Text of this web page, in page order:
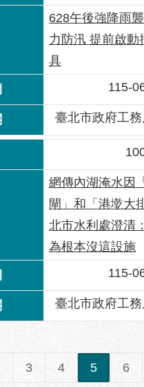
628午後強降雨
力防汛 提前啟動
具
115-
臺北市政府工
網傳內湖淹水因
閘」和「港墘大
北市水利處澄清
為根本沒這設施
115-
臺北市政府工
3 4 5 6